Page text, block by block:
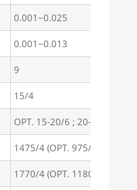
0.001~0.025
0.001~0.013
9
15/4
OPT. 15-20/6 ; 20-30/4
1475/4 (OPT. 975/6)
1770/4 (OPT. 1180/6)